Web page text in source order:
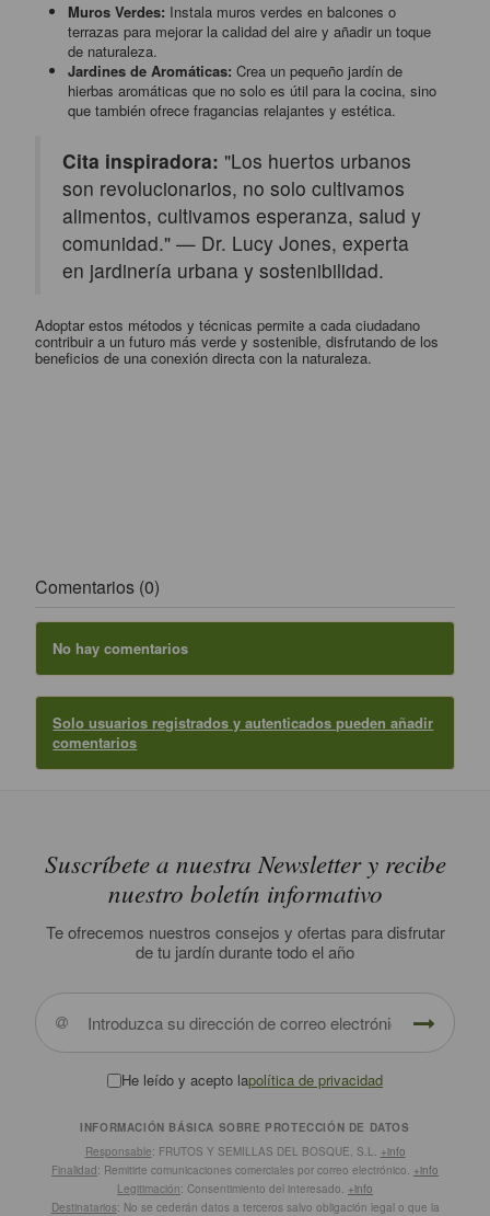
Muros Verdes: Instala muros verdes en balcones o
terrazas para mejorar la calidad del aire y añadir un toque
de naturaleza.
Jardines de Aromáticas: Crea un pequeño jardín de
hierbas aromáticas que no solo es útil para la cocina, sino
que también ofrece fragancias relajantes y estética.
Cita inspiradora: "Los huertos urbanos
son revolucionarios, no solo cultivamos
alimentos, cultivamos esperanza, salud y
comunidad." — Dr. Lucy Jones, experta
en jardinería urbana y sostenibilidad.
Adoptar estos métodos y técnicas permite a cada ciudadano
contribuir a un futuro más verde y sostenible, disfrutando de los
beneficios de una conexión directa con la naturaleza.
Comentarios (0)
No hay comentarios
Solo usuarios registrados y autenticados pueden añadir
comentarios
Suscríbete a nuestra Newsletter y recibe
nuestro boletín informativo
Te ofrecemos nuestros consejos y ofertas para disfrutar
de tu jardín durante todo el año
He leído y acepto lapolítica de privacidad
INFORMACIÓN BÁSICA SOBRE PROTECCIÓN DE DATOS
Responsable: FRUTOS Y SEMILLAS DEL BOSQUE, S.L.
+info
Finalidad: Remitirte comunicaciones comerciales por correo electrónico. +info
Legitimación: Consentimiento del interesado. +info
Destinatarios: No se cederán datos a terceros salvo obligación legal o que la